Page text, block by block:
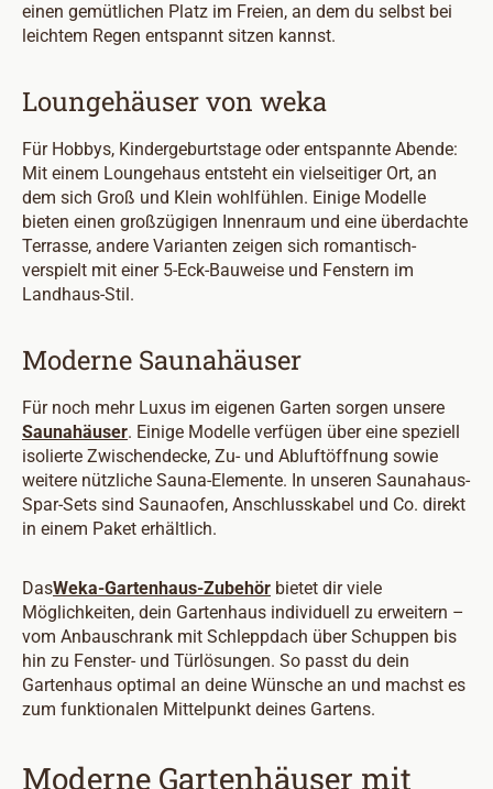
einen gemütlichen Platz im Freien, an dem du selbst bei
leichtem Regen entspannt sitzen kannst.
Loungehäuser von weka
Für Hobbys, Kindergeburtstage oder entspannte Abende:
Mit einem Loungehaus entsteht ein vielseitiger Ort, an
dem sich Groß und Klein wohlfühlen. Einige Modelle
bieten einen großzügigen Innenraum und eine überdachte
Terrasse, andere Varianten zeigen sich romantisch-
verspielt mit einer 5-Eck-Bauweise und Fenstern im
Landhaus-Stil.
Moderne Saunahäuser
Für noch mehr Luxus im eigenen Garten sorgen unsere
Saunahäuser. Einige Modelle verfügen über eine speziell
isolierte Zwischendecke, Zu- und Abluftöffnung sowie
weitere nützliche Sauna-Elemente. In unseren Saunahaus-
Spar-Sets sind Saunaofen, Anschlusskabel und Co. direkt
in einem Paket erhältlich.
DasWeka-Gartenhaus-Zubehör bietet dir viele
Möglichkeiten, dein Gartenhaus individuell zu erweitern –
vom Anbauschrank mit Schleppdach über Schuppen bis
hin zu Fenster- und Türlösungen. So passt du dein
Gartenhaus optimal an deine Wünsche an und machst es
zum funktionalen Mittelpunkt deines Gartens.
Moderne Gartenhäuser mit